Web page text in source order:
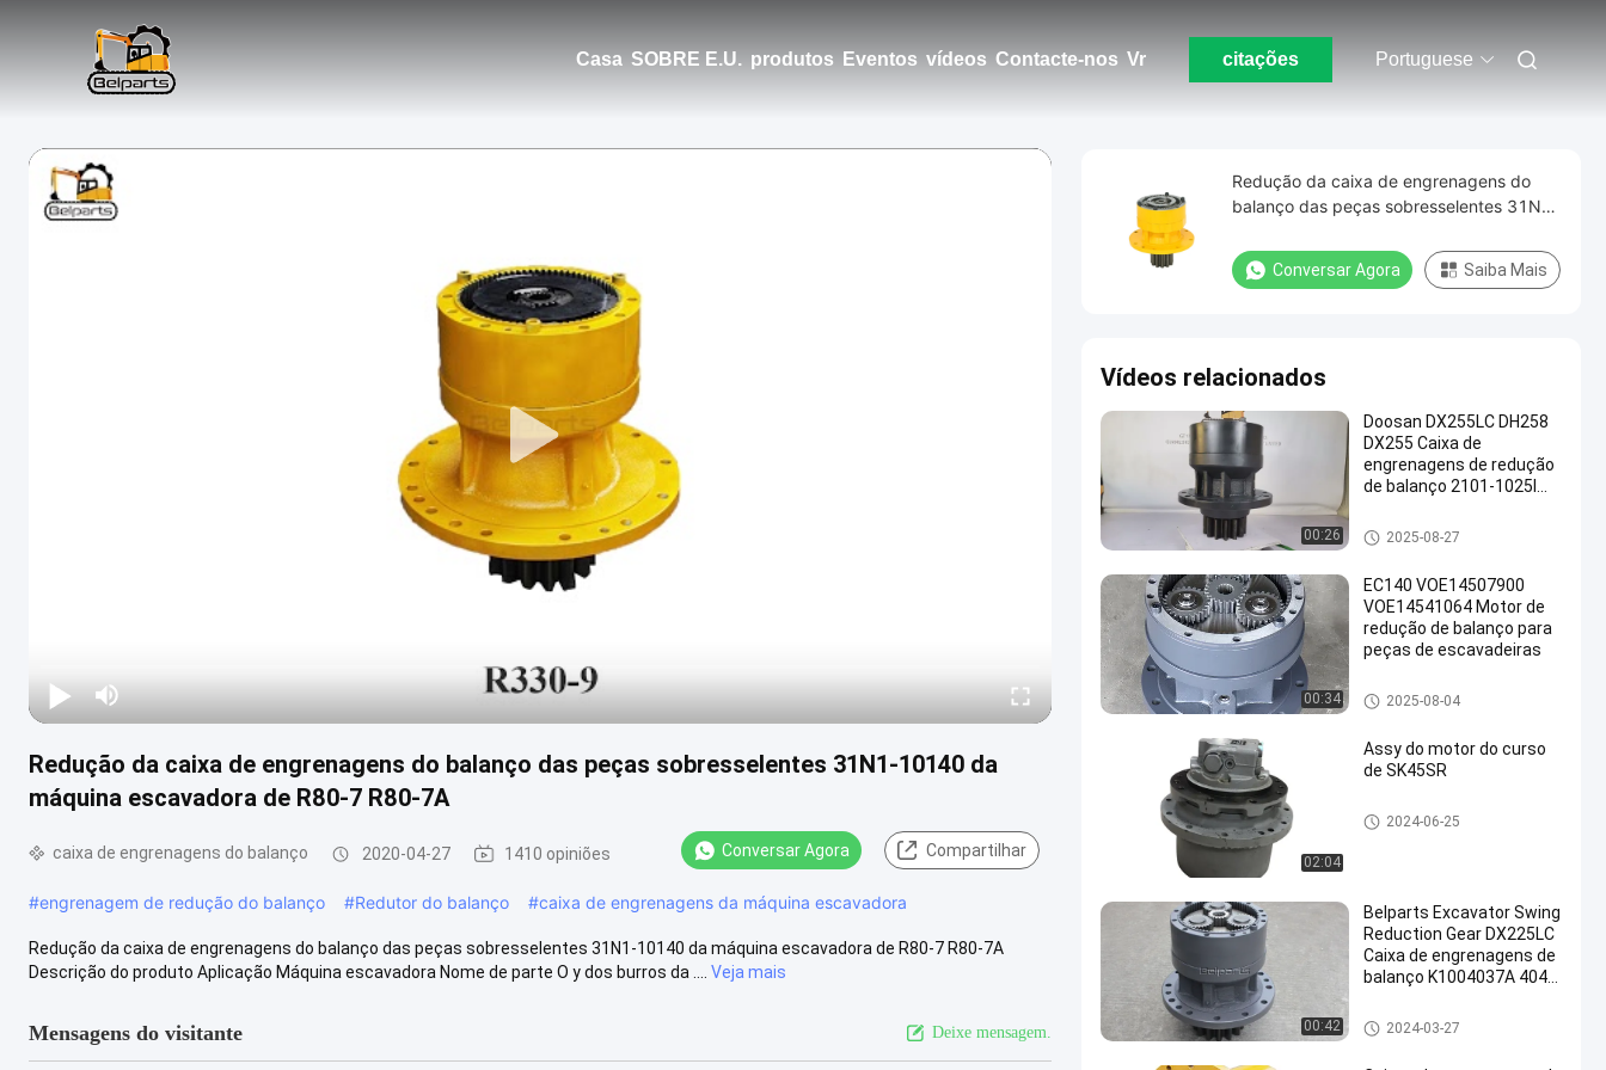
Casa SOBRE E.U. produtos Eventos vídeos Contacte-nos Vr citações Portuguese
Redução da caixa de engrenagens do balanço das peças sobresselentes 31N1-10140 da
máquina escavadora de R80-7 R80-7A
caixa de engrenagens do balanço 2020-04-27 1410 opiniões Conversar Agora Compartilhar
#engrenagem de redução do balanço #Redutor do balanço #caixa de engrenagens da máquina escavadora
Redução da caixa de engrenagens do balanço das peças sobresselentes 31N1-10140 da máquina escavadora de R80-7 R80-7A
Descrição do produto Aplicação Máquina escavadora Nome de parte O y dos burros da ....
Veja mais
Mensagens do visitante Deixe mensagem.
Redução da caixa de engrenagens do
balanço das peças sobresselentes 31N1-
R80-7A
Conversar Agora Saiba Mais
Vídeos relacionados
00:26
Doosan DX255LC DH258
DX255 Caixa de
engrenagens de redução
de balanço 2101-1025I
de escavadeira
caixa de engrenagens do bala
nço
2025-08-27
00:34
EC140 VOE14507900
VOE14541064 Motor de
redução de balanço para
peças de escavadeiras
caixa de engrenagens do bala
nço
2025-08-04
02:04
Assy do motor do curso
de SK45SR
Assy do motor do curso
2024-06-25
00:42
Belparts Excavator Swing
Reduction Gear DX225LC
Caixa de engrenagens de
balanço K1004037A 404-
caixa de engrenagens do bala
nço
2024-03-27